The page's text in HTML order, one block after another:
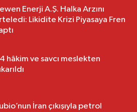
Enerji A.Ş. Halka Arzını
Likidite Krizi Piyasaya Fren
hâkim ve savcı meslekten
İran çıkışıyla petrol